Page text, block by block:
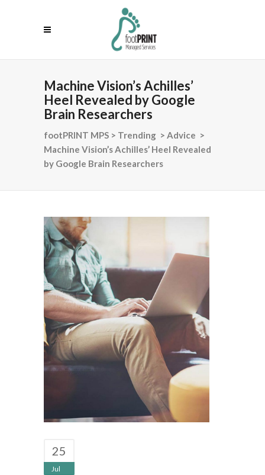
Machine Vision’s Achilles’
Heel Revealed by Google
Brain Researchers
footPRINT MPS > Trending > Advice >
Machine Vision’s Achilles’ Heel Revealed
by Google Brain Researchers
25
Jul